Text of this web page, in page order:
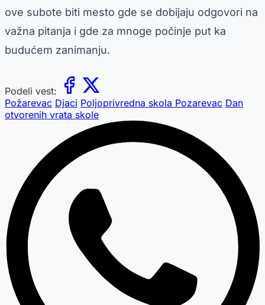
ove subote biti mesto gde se dobijaju odgovori na
važna pitanja i gde za mnoge počinje put ka
budućem zanimanju.
Podeli vest:
Požarevac Djaci Poljoprivredna skola Pozarevac Dan
otvorenih vrata skole